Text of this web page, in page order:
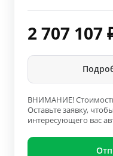
2 707 107
ВНИМАНИЕ!
Оставьте заявку,
интересующего вас